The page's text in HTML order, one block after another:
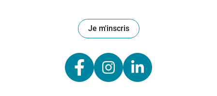
Je m'inscris
Lien vers le
Lien vers le
Lien vers